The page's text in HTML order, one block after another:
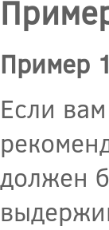
Пример
Если
должен